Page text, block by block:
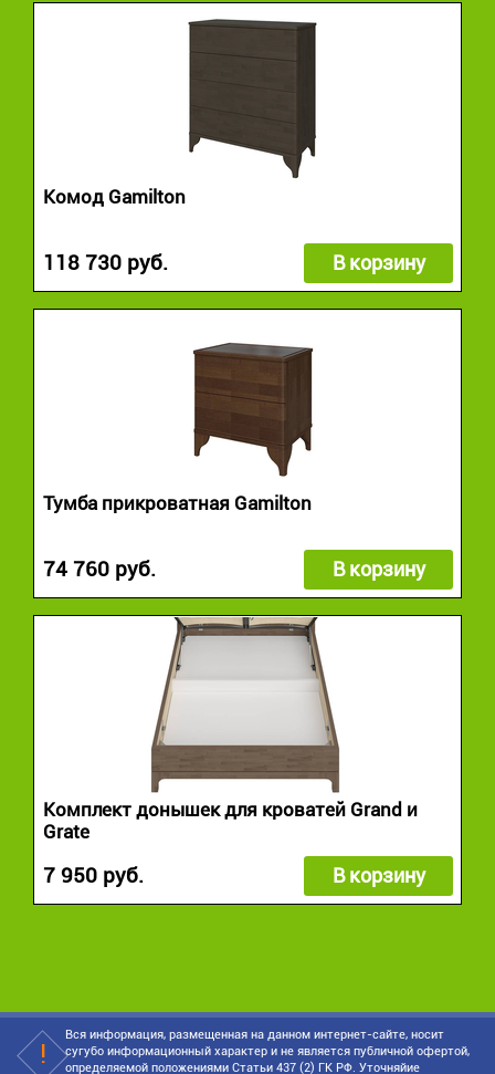
Комод Gamilton
118 730 руб. В корзину
Тумба прикроватная Gamilton
74 760 руб. В корзину
Комплект донышек для кроватей Grand и
Grate
7 950 руб. В корзину
Вся информация, размещенная на данном интернет-сайте, носит
сугубо информационный характер и не является публичной офертой,
определяемой положениями Статьи 437 (2) ГК РФ. Уточняйие